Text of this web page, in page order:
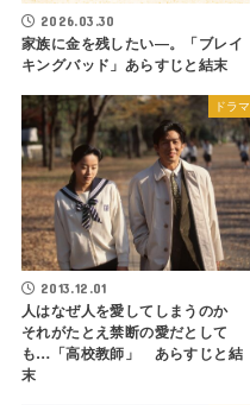
2026.03.30
家族に金を残したい―。「ブレイ
キングバッド」あらすじと結末
ドラマ
2013.12.01
人はなぜ人を愛してしまうのか
それがたとえ禁断の愛だとして
も…「高校教師」 あらすじと結
末